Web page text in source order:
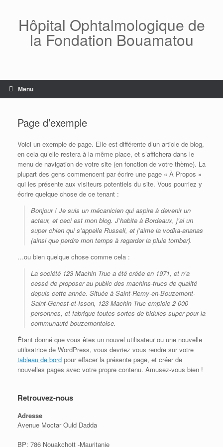
contentHôpital Ophtalmologique de
la Fondation Bouamatou
Menu
Page d’exemple
Voici un exemple de page. Elle est différente d’un article de blog,
en cela qu’elle restera à la même place, et s’affichera dans le
menu de navigation de votre site (en fonction de votre thème). La
plupart des gens commencent par écrire une page « À Propos »
qui les présente aux visiteurs potentiels du site. Vous pourriez y
écrire quelque chose de ce tenant :
Bonjour ! Je suis un mécanicien qui aspire à devenir un
acteur, et ceci est mon blog. J’habite à Bordeaux, j’ai un
super chien qui s’appelle Russell, et j’aime la vodka-ananas
(ainsi que perdre mon temps à regarder la pluie tomber).
…ou bien quelque chose comme cela :
La société 123 Machin Truc a été créée en 1971, et n’a
cessé de proposer au public des machins-trucs de qualité
depuis cette année. Située à Saint-Remy-en-Bouzemont-
Saint-Genest-et-Isson, 123 Machin Truc emploie 2 000
personnes, et fabrique toutes sortes de bidules super pour la
communauté bouzemontoise.
Étant donné que vous êtes un nouvel utilisateur ou une nouvelle
utilisatrice de WordPress, vous devriez vous rendre sur votre
tableau de bord pour effacer la présente page, et créer de
nouvelles pages avec votre propre contenu. Amusez-vous bien !
Retrouvez-nous
Adresse
Avenue Moctar Ould Dadda
BP: 786 Nouakchott -Mauritanie